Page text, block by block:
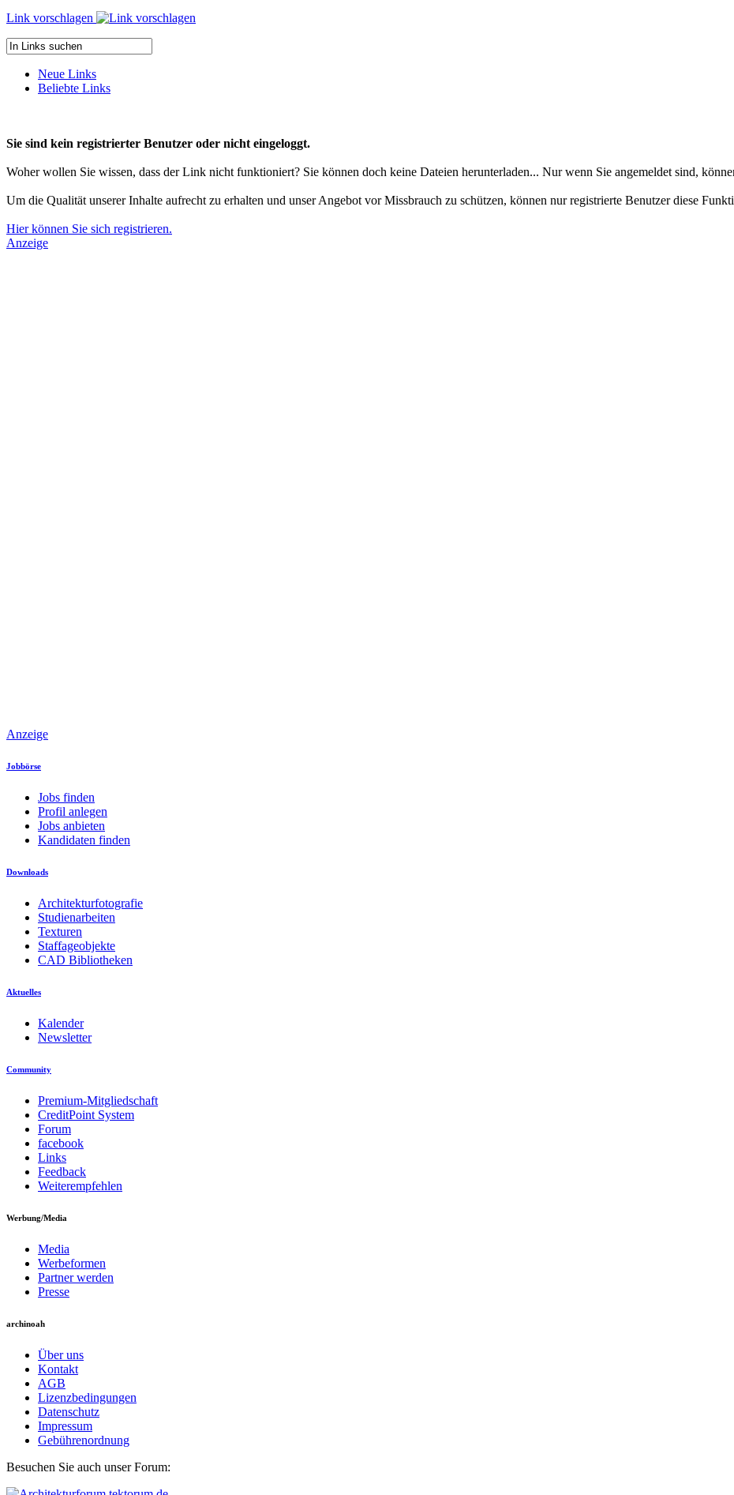
Link vorschlagen
Neue Links
Beliebte Links
Sie sind kein registrierter Benutzer oder nicht eingeloggt.
Woher wollen Sie wissen, dass der Link nicht funktioniert? Sie können doch keine Dateien herunterladen... Nur wenn Sie angemeldet sind,
Um die Qualität unserer Inhalte aufrecht zu erhalten und unser Angebot vor Missbrauch zu schützen, können nur registrierte Benutzer diese
Hier können Sie sich registrieren.
Anzeige
Anzeige
Jobbörse
Jobs finden
Profil anlegen
Jobs anbieten
Kandidaten finden
Downloads
Architekturfotografie
Studienarbeiten
Texturen
Staffageobjekte
CAD Bibliotheken
Aktuelles
Kalender
Newsletter
Community
Premium-Mitgliedschaft
CreditPoint System
Forum
facebook
Links
Feedback
Weiterempfehlen
Werbung/Media
Media
Werbeformen
Partner werden
Presse
archinoah
Über uns
Kontakt
AGB
Lizenzbedingungen
Datenschutz
Impressum
Gebührenordnung
Besuchen Sie auch unser Forum: